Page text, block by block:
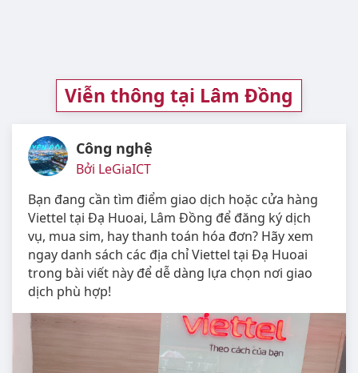
Viễn thông tại Lâm Đồng
Công nghệ
Bởi LeGiaICT
Bạn đang cần tìm điểm giao dịch hoặc cửa hàng
Viettel tại Đạ Huoai, Lâm Đồng để đăng ký dịch
vụ, mua sim, hay thanh toán hóa đơn? Hãy xem
ngay danh sách các địa chỉ Viettel tại Đạ Huoai
trong bài viết này để dễ dàng lựa chọn nơi giao
dịch phù hợp!